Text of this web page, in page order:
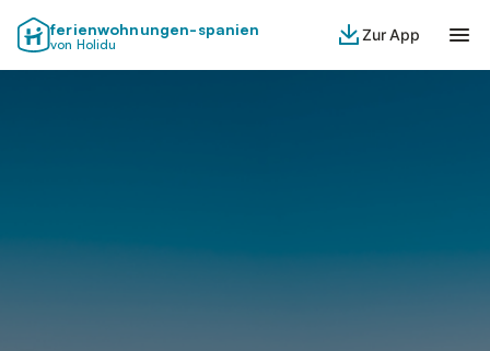
ferienwohnungen-spanien
von Holidu
Zur App